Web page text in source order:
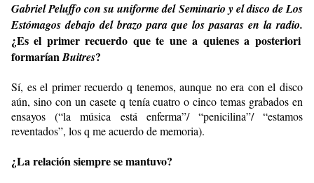
Gabriel Peluffo con su uniforme del Seminario y el disco de Los
Estómagos debajo del brazo para que los pasaras en la radio.
¿Es el primer recuerdo que te une a quienes a posteriori
formaríanBuitres?
Sí, es el primer recuerdo q tenemos, aunque no era con el disco
aún, sino con un casete q tenía cuatro o cinco temas grabados en
ensayos (“la música está enferma”/ “penicilina”/ “estamos
reventados”, los q me acuerdo de memoria).
¿La relación siempre se mantuvo?